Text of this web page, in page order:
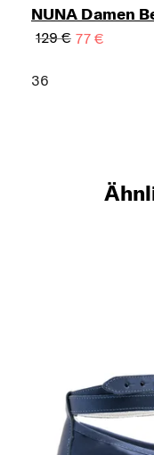
NUNA Damen
129 € 77 €
36